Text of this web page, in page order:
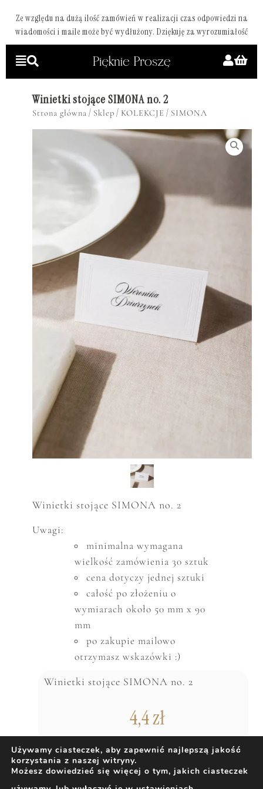
Ze względu na dużą ilość zamówień w realizacji czas odpowiedzi na
wiadomości i maile może być wydłużony. Dziękuję za wyrozumiałość
Winietki stojące SIMONA no. 2
Strona główna / Sklep / KOLEKCJE / SIMONA
Winietki stojące SIMONA no. 2
Uwagi:
minimalna wymagana
wielkość zamówienia 30 sztuk
cena dotyczy jednej sztuki
całość po złożeniu o
wymiarach około 50 mm x 90
mm
po zakupie mailowo
otrzymasz wskazówki :)
Winietki stojące SIMONA no. 2
4,4zł
DODAJ DO KOSZYKA
Używamy ciasteczek, aby zapewnić najlepszą jakość
korzystania z naszej witryny.
Możesz dowiedzieć się więcej o tym, jakich ciasteczek